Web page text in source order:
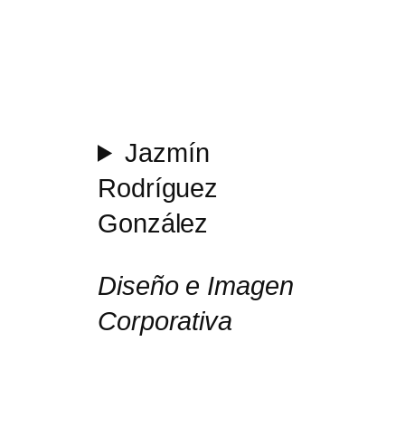
Jazmín
Rodríguez
González
Diseño e Imagen
Corporativa